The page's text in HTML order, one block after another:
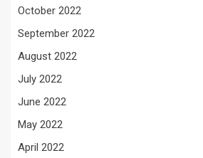
October 2022
September 2022
August 2022
July 2022
June 2022
May 2022
April 2022